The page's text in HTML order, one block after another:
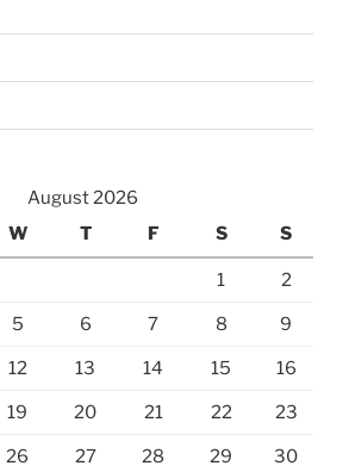
August 2026
W T F S S
1 2
5 6 7 8 9
12 13 14 15 16
19 20 21 22 23
26 27 28 29 30